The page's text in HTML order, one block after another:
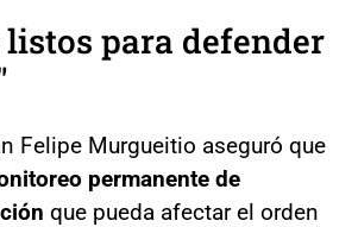
listos para defender
Felipe Murgueitio aseguró que
permanente de
que pueda afectar el orden